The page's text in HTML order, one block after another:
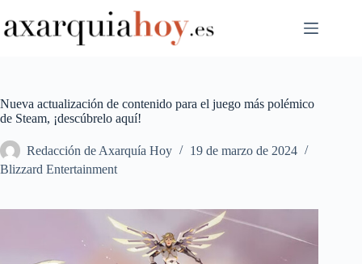
al
contenido
Nueva actualización de contenido para el juego más polémico
de Steam, ¡descúbrelo aquí!
Redacción de Axarquía Hoy
19 de marzo de 2024
Blizzard Entertainment